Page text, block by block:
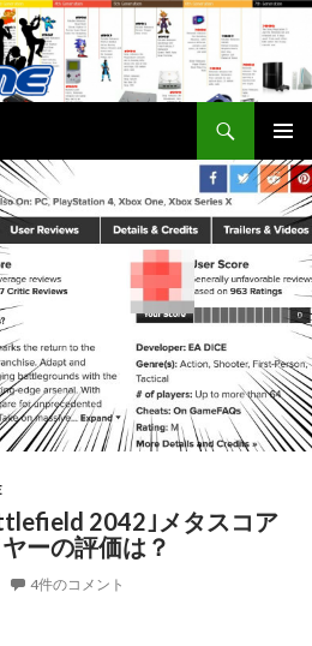
メインメ
ニュー
2042｣メタスコア
ーの評価は？
4件のコメント